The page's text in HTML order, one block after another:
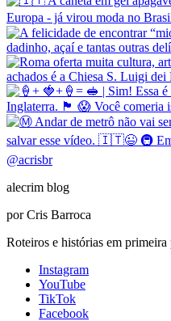
@acrisbr
alecrim blog
por Cris Barroca
Roteiros e histórias em
Instagram
YouTube
TikTok
Facebook